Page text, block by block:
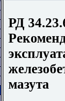
РД
мазута